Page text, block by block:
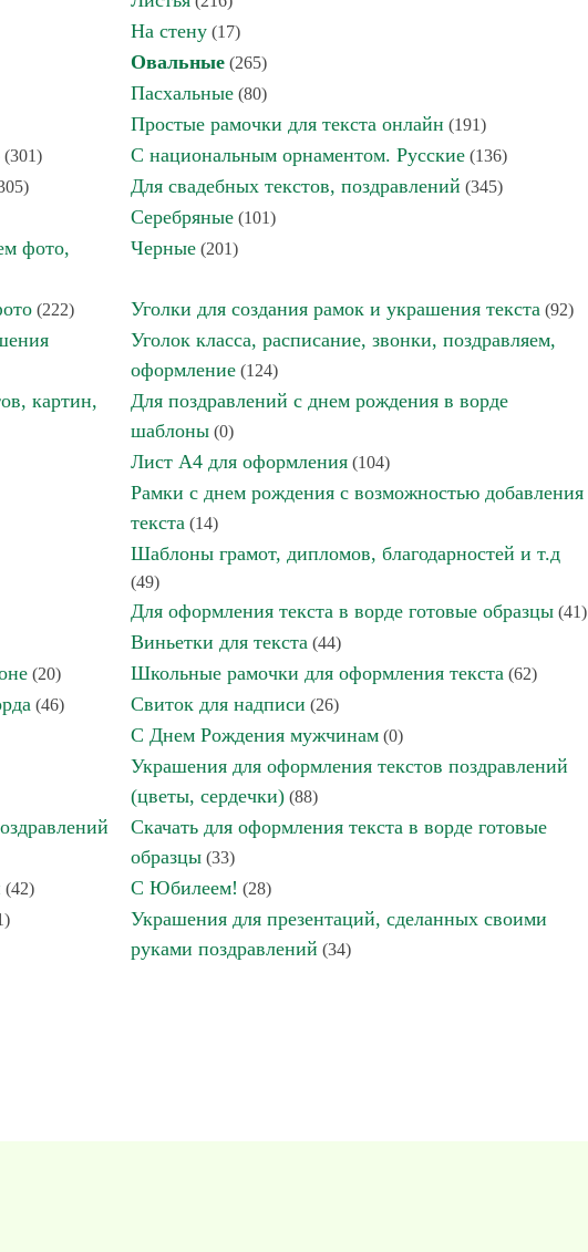
На стену (17)
Овальные (265)
Пасхальные (80)
Простые рамочки для текста онлайн (191)
(301) С национальным орнаментом. Русские (136)
Для свадебных текстов, поздравлений (345)
Серебряные (101)
фото,
Черные (201)
(222) Уголки для создания рамок и украшения текста (92)
Уголок класса, расписание, звонки, поздравляем,
оформление (124)
картин,
Для поздравлений с днем рождения в ворде
шаблоны (0)
Лист А4 для оформления (104)
Рамки с днем рождения с возможностью добавления
текста (14)
Шаблоны грамот, дипломов, благодарностей и т.д
(49)
Для оформления текста в ворде готовые образцы (41)
Виньетки для текста (44)
(20) Школьные рамочки для оформления текста (62)
(46) Свиток для надписи (26)
С Днем Рождения мужчинам (0)
Украшения для оформления текстов поздравлений
(цветы, сердечки) (88)
Скачать для оформления текста в ворде готовые
образцы (33)
(42) С Юбилеем! (28)
Украшения для презентаций, сделанных своими
руками поздравлений (34)